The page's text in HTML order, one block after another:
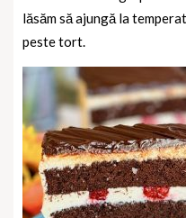
lăsăm să ajungă la
peste tort.